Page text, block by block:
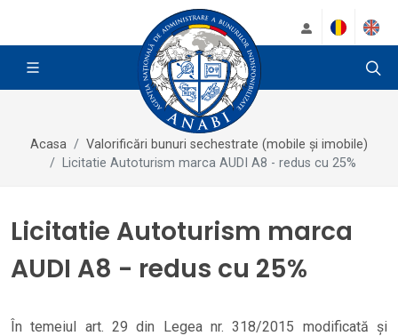
Acasa
Valorificări bunuri sechestrate (mobile și imobile)
Licitatie Autoturism marca AUDI A8 - redus cu 25%
Licitatie Autoturism marca
AUDI A8 - redus cu 25%
În temeiul art. 29 din Legea nr. 318/2015 modificată și